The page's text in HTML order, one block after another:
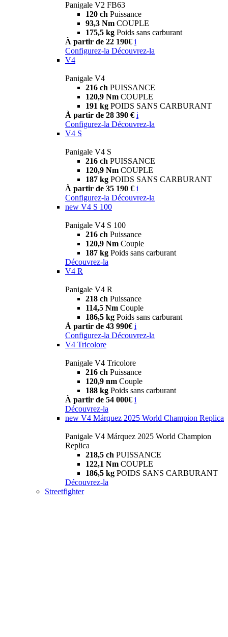
Panigale V2 FB63
120 ch Puissance
93,3 Nm COUPLE
175,5 kg Poids sans carburant
À partir de 22 190€ i
Configurez-la Découvrez-la
V4
Panigale V4
216 ch PUISSANCE
120,9 Nm COUPLE
191 kg POIDS SANS CARBURANT
À partir de 28 390 € i
Configurez-la Découvrez-la
V4 S
Panigale V4 S
216 ch PUISSANCE
120,9 Nm COUPLE
187 kg POIDS SANS CARBURANT
À partir de 35 190 € i
Configurez-la Découvrez-la
new V4 S 100
Panigale V4 S 100
216 ch Puissance
120,9 Nm Couple
187 kg Poids sans carburant
Découvrez-la
V4 R
Panigale V4 R
218 ch Puissance
114,5 Nm Couple
186,5 kg Poids sans carburant
À partir de 43 990€ i
Configurez-la Découvrez-la
V4 Tricolore
Panigale V4 Tricolore
216 ch Puissance
120,9 nm Couple
188 kg Poids sans carburant
À partir de 54 000€ i
Découvrez-la
new V4 Márquez 2025 World Champion Replica
Panigale V4 Márquez 2025 World Champion
Replica
218,5 ch PUISSANCE
122,1 Nm COUPLE
186,5 kg POIDS SANS CARBURANT
Découvrez-la
Streetfighter